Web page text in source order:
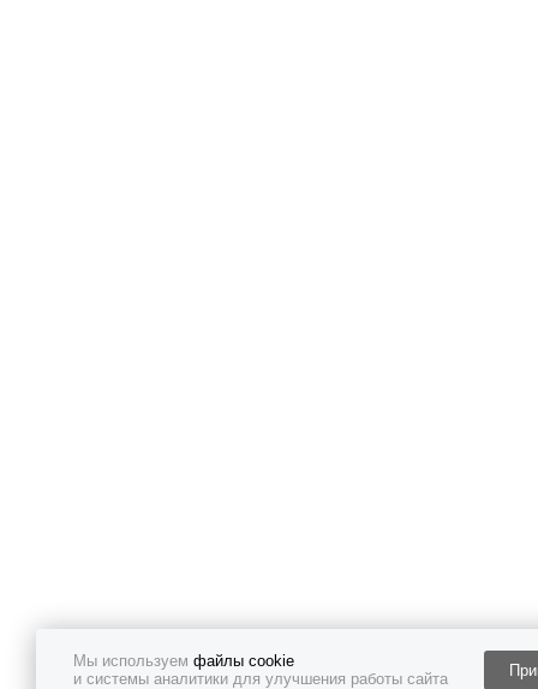
Мы используем файлы cookie
и системы аналитики для улучшения работы сайта